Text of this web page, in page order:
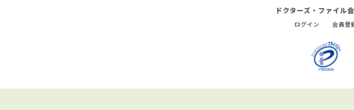
ドクターズ・ファイル
ログイン 会員登